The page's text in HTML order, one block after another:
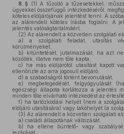
8. § (1) A tűzoltó a tűzesetekkel,
ügyekkel összefüggő intézkedéséről,
köteles elöljárójának jelentést tenni. A
az alárendelt köteles írásba foglalni. A
jelentés valóságtartalmáért.
(2) Az alárendelt a közvetlen szolgálati
a) a szolgálati feladat, utasítás
körülményeket,
b) kitüntetését, jutalmazását, ha azt
közölték, illetve nem tőle kapta,
c) ha más elöljárótól utasítást kapott
ellenőrizte az arra jogosult elöljáró,
d) a szabadságról történt bevonulását,
e) megbetegedését, felgyógyulását
egészségi állapota korlátozza a jelentés
minden tőle elvárható intézkedést az
f) ha tartózkodási helyét (nem a
elöljáró utasítására) vagy lakóhelyét (a
(3) Az alárendelt a közvetlen szolgálati
a) családi állapotának változását,
b) ha ellene büntető- vagy
lezárását.